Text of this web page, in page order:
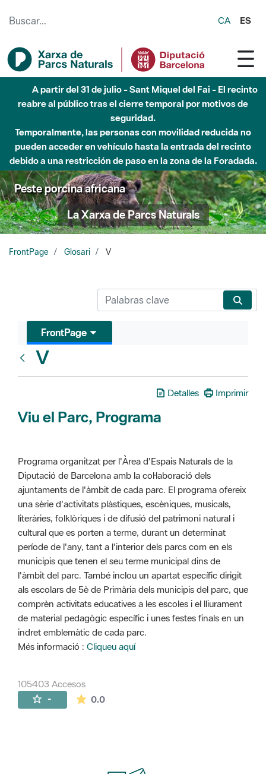
CA ES
A partir del 31 de julio - Sant Miquel del Fai - El recinto
reabre al público tras el cierre temporal por motivos de
seguridad.
Temporalmente, las personas con movilidad reducida no
pueden acceder en vehículo hasta la entrada del recinto
debido a una restricción de paso en la zona de la Foradada.
Peste porcina africana
La Xarxa de Parcs Naturals
FrontPage Glosari V
FrontPage
V
Detalles Imprimir
Viu el Parc, Programa
Programa organitzat per l'Àrea d'Espais Naturals de la
Diputació de Barcelona amb la col·laboració dels
ajuntaments de l'àmbit de cada parc. El programa ofereix
una sèrie d'activitats plàstiques, escèniques, musicals,
literàries, folklòriques i de difusió del patrimoni natural i
cultural que es porten a terme, durant un determinat
període de l'any, tant a l'interior dels parcs com en els
municipis que tenen el seu terme municipal dins de
l'àmbit del parc. També inclou un apartat específic dirigit
als escolars de 5è de Primària dels municipis del parc, que
comprèn activitats educatives a les escoles i el lliurament
de material pedagògic específic i unes festes finals en un
indret emblemàtic de cada parc.
Més informació : Cliqueu aquí
105403 Accesos
- 0.0La valoración media es de 0 estrellas de